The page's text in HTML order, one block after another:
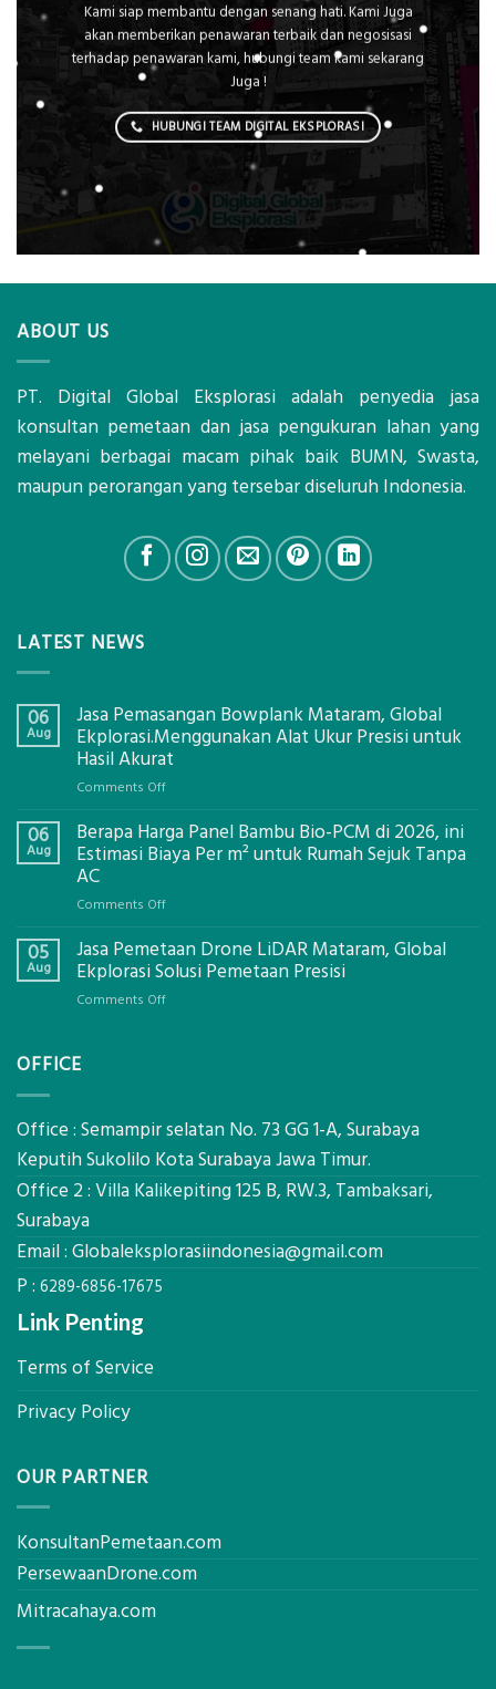
Kami siap membantu dengan senang hati. Kami Juga
akan memberikan penawaran terbaik dan negosisasi
terhadap penawaran kami, hubungi team kami sekarang
Juga !
HUBUNGI TEAM DIGITAL EKSPLORASI
ABOUT US
PT. Digital Global Eksplorasi adalah penyedia jasa
konsultan pemetaan dan jasa pengukuran lahan yang
melayani berbagai macam pihak baik BUMN, Swasta,
maupun perorangan yang tersebar diseluruh Indonesia.
LATEST NEWS
06
Aug
Jasa Pemasangan Bowplank Mataram, Global
Ekplorasi.Menggunakan Alat Ukur Presisi untuk
Hasil Akurat
Comments Offon
Pemasangan
Bowplank
Ukur
Presisi
untuk
06
Aug
Berapa Harga Panel Bambu Bio-PCM di 2026, ini
Estimasi Biaya Per m² untuk Rumah Sejuk Tanpa
AC
Comments Offon
Harga
Panel
Biaya
Per
untuk
Sejuk
Tanpa
05
Aug
Jasa Pemetaan Drone LiDAR Mataram, Global
Ekplorasi Solusi Pemetaan Presisi
Comments Offon
Global
Solusi
Pemetaan
OFFICE
Office : Semampir selatan No. 73 GG 1-A, Surabaya
Keputih Sukolilo Kota Surabaya Jawa Timur.
Office 2 : Villa Kalikepiting 125 B, RW.3, Tambaksari,
Surabaya
Email : Globaleksplorasiindonesia@gmail.com
P : 6289-6856-17675
Link Penting
Terms of Service
Privacy Policy
OUR PARTNER
KonsultanPemetaan.com
PersewaanDrone.com
Mitracahaya.com